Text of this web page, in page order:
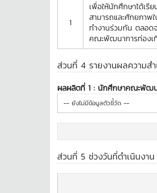
1
เพื่อให้นักศึกษาได้เรี
สามารถและศักยภาพ
ทำงานร่วมกัน ตลอด
คณะพัฒนาการท่องเ
ส่วนที่ 4 รายงานผลความส
ผลผลิตที่ 1 : นักศึกษาคณะพัฒน
-- ยังไม่มีข้อมูลตัวชี้วัด --
ส่วนที่ 5 ช่วงวันที่ดำเนินงาน